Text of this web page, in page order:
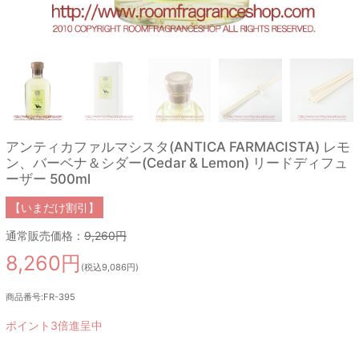
アンティカファルマシスタ(ANTICA FARMACISTA) レモ
ン、バーベナ＆シダー(Cedar & Lemon) リードディフュ
ーザー 500ml
【いまだけ割引】
通常販売価格： 9,260円
8,260円 (税込9,086円)
商品番号:FR-395
ポイント3倍進呈中